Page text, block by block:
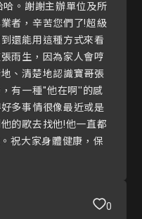
。謝謝主辦單位及所
者，辛苦您們了!超級
還能用這種方式來看
雨生，因為家人會哼
、清楚地認識寶哥張
有一種''他在啊''的感
多事情很像最近或是
的歌去找他!他一直都
祝大家身體健康，保
0